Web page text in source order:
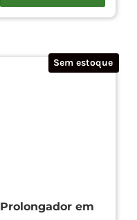
Sem estoque
Prolongador em